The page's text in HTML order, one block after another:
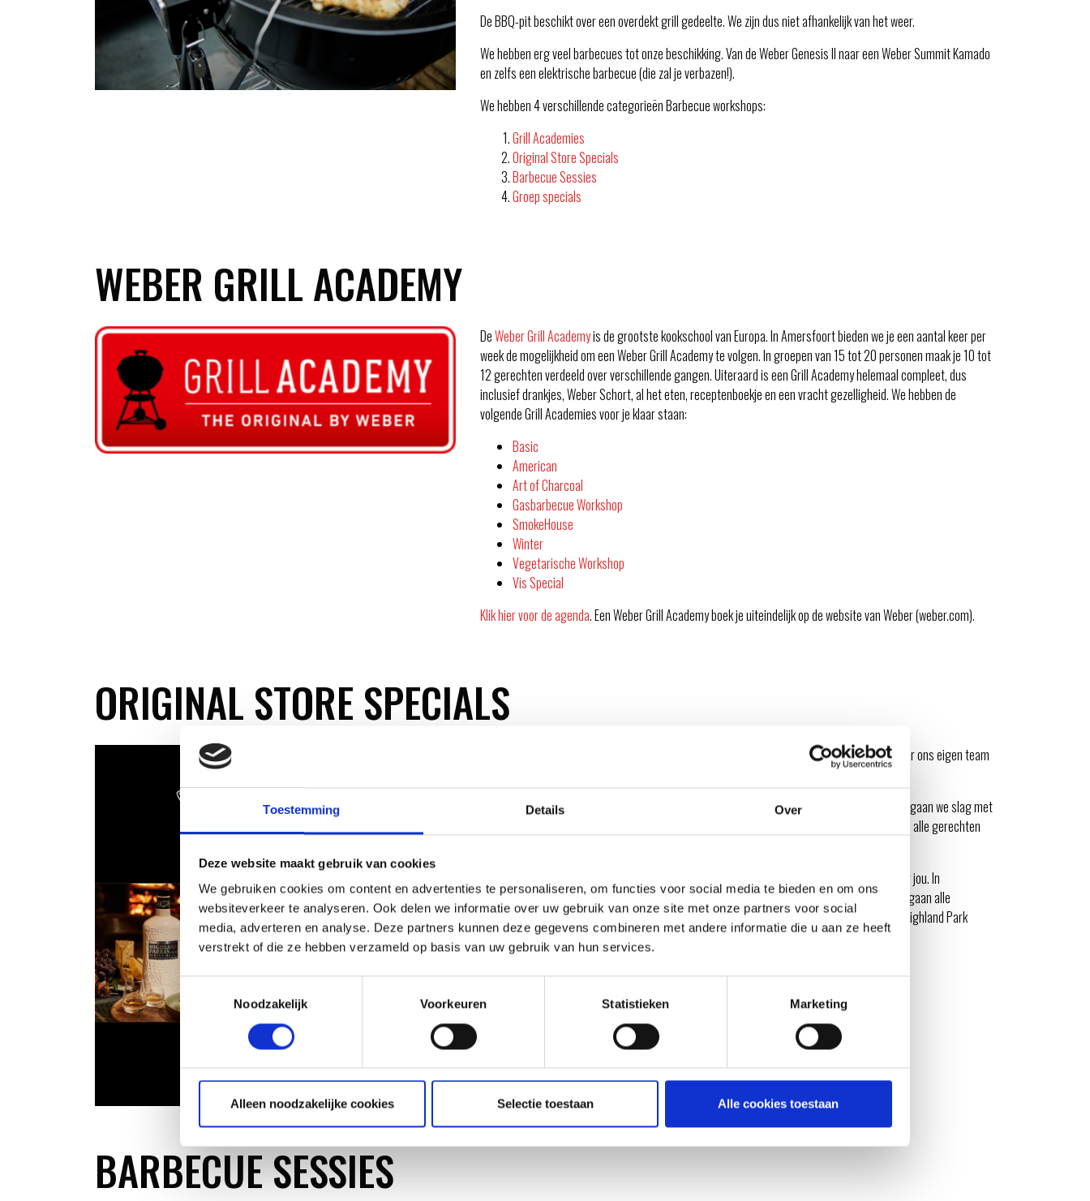
Toestemming Details Over
Deze website maakt gebruik van cookies
We gebruiken cookies om content en advertenties te personaliseren, om functies voor social media te bieden en om ons
websiteverkeer te analyseren. Ook delen we informatie over uw gebruik van onze site met onze partners voor social
media, adverteren en analyse. Deze partners kunnen deze gegevens combineren met andere informatie die u aan ze heeft
verstrekt of die ze hebben verzameld op basis van uw gebruik van hun services.
Toestemmingsselectie
Noodzakelijk
Voorkeuren Statistieken Marketing
Alleen noodzakelijke cookies Selectie toestaan Alle cookies toestaan
De BBQ-pit beschikt over een overdekt grill gedeelte. We zijn dus niet afhankelijk van het weer.
We hebben erg veel barbecues tot onze beschikking. Van de Weber Genesis II naar een Weber Summit Kamado
en zelfs een elektrische barbecue (die zal je verbazen!).
We hebben 4 verschillende categorieën Barbecue workshops:
Grill Academies
Original Store Specials
Barbecue Sessies
Groep specials
WEBER GRILL ACADEMY
DeWeber Grill Academyis de grootste kookschool van Europa. In Amersfoort bieden we je een aantal keer per
week de mogelijkheid om een Weber Grill Academy te volgen. In groepen van 15 tot 20 personen maak je 10 tot
12 gerechten verdeeld over verschillende gangen. Uiteraard is een Grill Academy helemaal compleet, dus
inclusief drankjes, Weber Schort, al het eten, receptenboekje en een vracht gezelligheid. We hebben de
volgende Grill Academies voor je klaar staan:
Basic
American
Art of Charcoal
Gasbarbecue Workshop
SmokeHouse
Winter
Vegetarische Workshop
Vis Special
Klik hier voor de agenda. Een Weber Grill Academy boek je uiteindelijk op de website van Weber (weber.com).
ORIGINAL STORE SPECIALS
Deze workshops zijn door ons eigen team
Zo hebben we, in samenwerking met RockCity Brewing, een
Bierspecial
! Tijdens de workshop gaan we slag met
de verschillende soorten bier van RockCity. Per seizoen hebben we een deels nieuwe menu. In alle gerechten
de barbecue workshop voor jou. In
samenwerking met Highland Park hebben we een geweldig menu voor he samengesteld. We gaan alle
gerechten bereiden met Higland Park Whisky en tijdens de avond is er een medewerker van Highland Park
aanwezig om de tasting (ja die zit er ook bij) te begeleiden.
BARBECUE SESSIES